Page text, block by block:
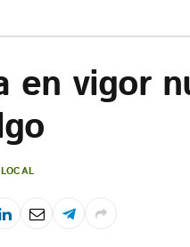
en vigor
LOCAL